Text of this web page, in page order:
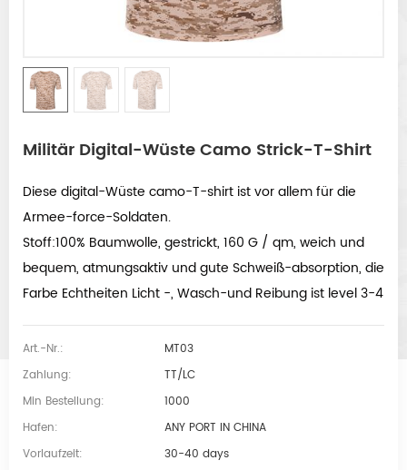
Militär Digital-Wüste Camo Strick-T-Shirt
Diese digital-Wüste camo-T-shirt ist vor allem für die
Armee-force-Soldaten.
Stoff:100% Baumwolle, gestrickt, 160 G / qm, weich und
bequem, atmungsaktiv und gute Schweiß-absorption, die
Farbe Echtheiten Licht -, Wasch-und Reibung ist level 3-4
Art.-Nr.:
MT03
Zahlung:
TT/LC
Min Bestellung:
1000
Hafen:
ANY PORT IN CHINA
Vorlaufzeit:
30-40 days